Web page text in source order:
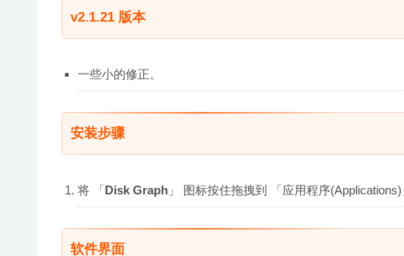
v2.1.21 版本
一些小的修正。
安装步骤
将 「Disk Graph 」 图标按住拖拽到 「应用程序
软件界面